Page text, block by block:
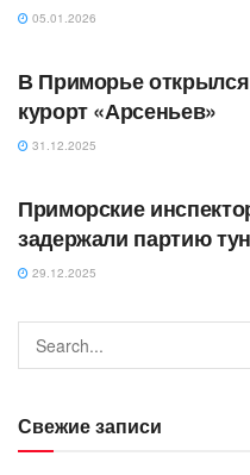
05.01.2026
В Приморье
курорт «Арсеньев»
31.12.2025
Приморские
задержали партию
29.12.2025
Свежие записи